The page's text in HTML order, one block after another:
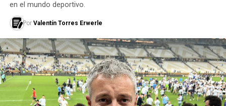
en el mundo deportivo.
Por Valentín Torres Erwerle